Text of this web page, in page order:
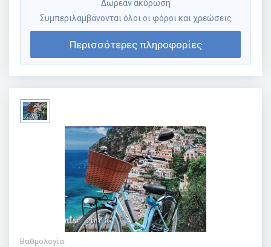
Δωρεάν ακύρωση
Συμπεριλαμβάνονται όλοι οι φόροι και χρεώσεις
Περισσότερες πληροφορίες
Βαθμολογία: